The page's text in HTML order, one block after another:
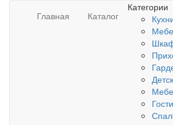
Главная Каталог
Категории